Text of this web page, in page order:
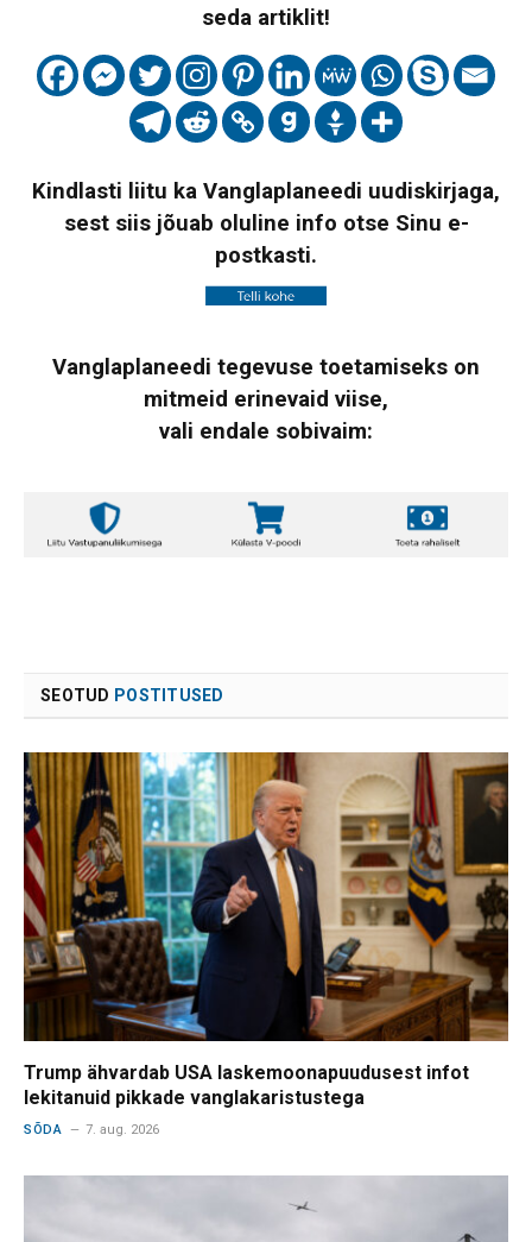
seda artiklit!
Kindlasti liitu ka Vanglaplaneedi uudiskirjaga,
sest siis jõuab oluline info otse Sinu e-
postkasti.
Vanglaplaneedi tegevuse toetamiseks on
mitmeid erinevaid viise,
vali endale sobivaim:
SEOTUD POSTITUSED
Trump ähvardab USA laskemoonapuudusest infot
lekitanuid pikkade vanglakaristustega
SÕDA 7. aug. 2026